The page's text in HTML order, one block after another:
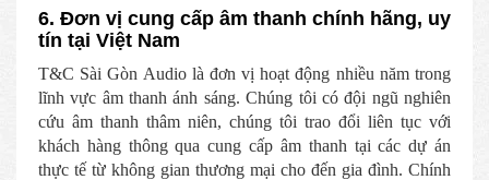
6. Đơn vị cung cấp âm thanh chính hãng, uy
tín tại Việt Nam
T&C Sài Gòn Audio là đơn vị hoạt động nhiều năm trong
lĩnh vực âm thanh ánh sáng. Chúng tôi có đội ngũ nghiên
cứu âm thanh thâm niên, chúng tôi trao đổi liên tục với
khách hàng thông qua cung cấp âm thanh tại các dự án
thực tế từ không gian thương mại cho đến gia đình. Chính